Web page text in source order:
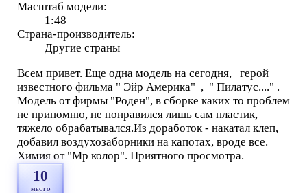
Масштаб модели:
1:48
Страна-производитель:
Другие страны
Всем привет. Еще одна модель на сегодня, герой
известного фильма " Эйр Америка" , " Пилатус...." .
Модель от фирмы "Роден", в сборке каких то проблем
не припомню, не понравился лишь сам пластик,
тяжело обрабатывался.Из доработок - накатал клеп,
добавил воздухозаборники на капотах, вроде все.
Химия от "Мр колор". Приятного просмотра.
10
место